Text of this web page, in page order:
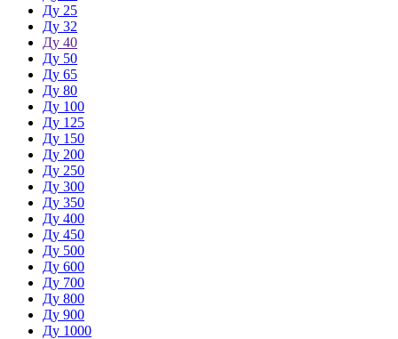
Ду 25
Ду 32
Ду 40
Ду 50
Ду 65
Ду 80
Ду 100
Ду 125
Ду 150
Ду 200
Ду 250
Ду 300
Ду 350
Ду 400
Ду 450
Ду 500
Ду 600
Ду 700
Ду 800
Ду 900
Ду 1000